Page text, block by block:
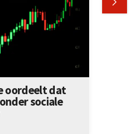
oordeelt dat
sociale